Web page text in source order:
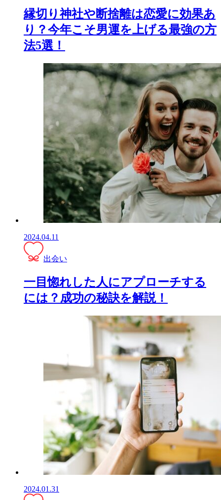
縁切り神社や断捨離は恋愛に効果あ
り？今年こそ男運を上げる最強の方
法5選！
2024.04.11
出会い
一目惚れした人にアプローチする
には？成功の秘訣を解説！
2024.01.31